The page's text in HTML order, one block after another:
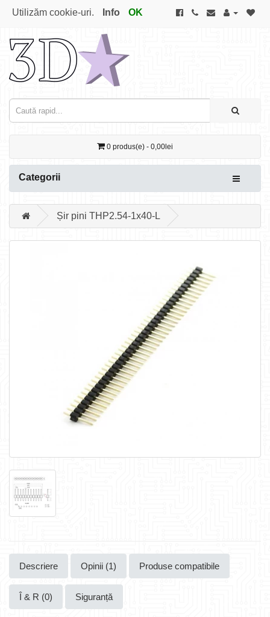
Utilizăm cookie-uri. Info OK
0 produs(e) - 0,00lei
Categorii
Șir pini THP2.54-1x40-L
Descriere Opinii (1) Produse compatibile
Î & R (0) Siguranță